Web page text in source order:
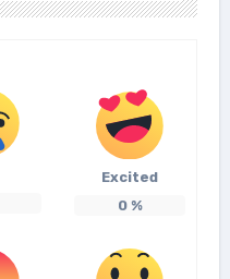
Excited
0%